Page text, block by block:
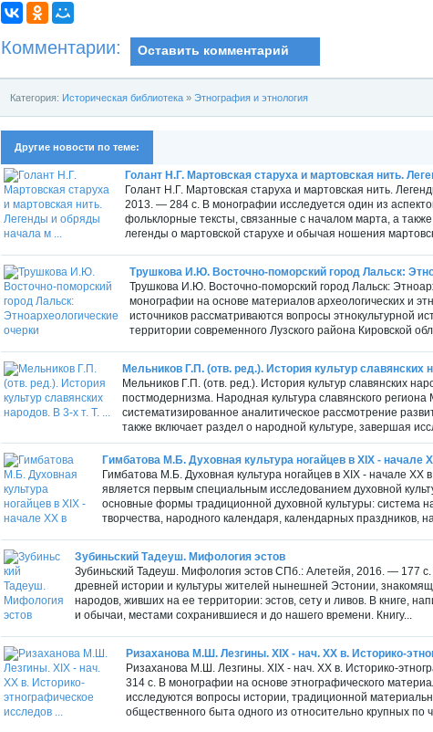
Комментарии: Оставить комментарий
Категория: Историческая библиотека » Этнография и этнология
Другие новости по теме:
Голант Н.Г. Мартовская старуха и мартовская нить.
Голант Н.Г. Мартовская старуха и мартовская нить.
2013. — 284 с. В монографии исследуется один из
фольклорные тексты, связанные с началом марта, а
легенды о мартовской старухе и обычая ношения
Трушкова И.Ю. Восточно-поморский город Лальск:
Трушкова И.Ю. Восточно-поморский город Лальск:
монографии на основе материалов археологических и
источников рассматриваются вопросы этнокультурной
территории современного Лузского района Кировской
Мельников Г.П. (отв. ред.). История культур славянских
Мельников Г.П. (отв. ред.). История культур славянских
постмодернизма. Народная культура славянского
систематизированное аналитическое рассмотрение
также включает раздел о народной культуре, завершая
Гимбатова М.Б. Духовная культура ногайцев в XIX - начале
Гимбатова М.Б. Духовная культура ногайцев в XIX - начале
является первым специальным исследованием духовной
основные формы традиционной духовной культуры: система
творчества, народного календаря, календарных праздников,
Зубиньский Тадеуш. Мифология эстов
Зубиньский Тадеуш. Мифология эстов СПб.: Алетейя, 2016. — 177
древней истории и культуры жителей нынешней Эстонии,
народов, живших на ее территории: эстов, сету и ливов. В книге,
и обычаи, местами сохранившиеся и до нашего времени. Книгу...
Ризаханова М.Ш. Лезгины. XIX - нач. XX в. Историко-
Ризаханова М.Ш. Лезгины. XIX - нач. XX в. Историко-
314 с. В монографии на основе этнографического
исследуются вопросы истории, традиционной
общественного быта одного из относительно крупных по